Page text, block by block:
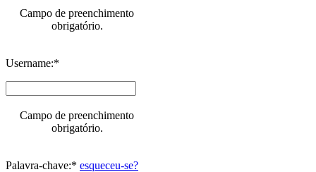
Campo de preenchimento
obrigatório.
Username:*
Campo de preenchimento
obrigatório.
Palavra-chave:* esqueceu-se?